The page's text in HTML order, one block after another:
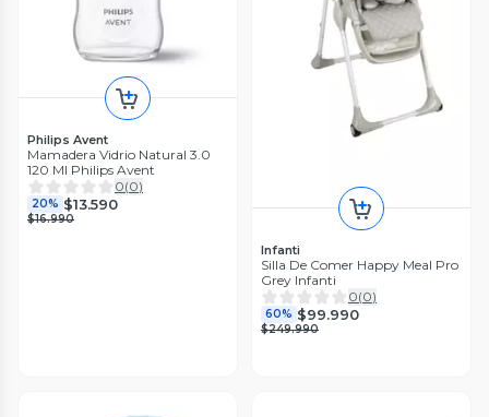
Philips Avent
Mamadera Vidrio Natural 3.0
120 Ml Philips Avent
0(0)
20% $13.590
$16.990
Infanti
Silla De Comer Happy Meal Pro
Grey Infanti
0(0)
60% $99.990
$249.990